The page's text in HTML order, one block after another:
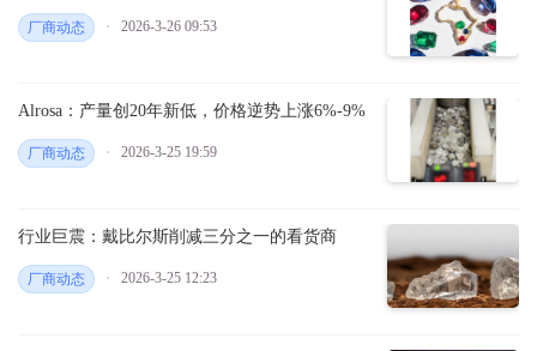
厂商动态 2026-3-26 09:53
Alrosa：产量创20年新低，价格逆势上涨6%-9%
厂商动态 2026-3-25 19:59
行业巨震：戴比尔斯削减三分之一的看货商
厂商动态 2026-3-25 12:23